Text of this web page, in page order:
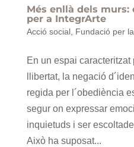
Més enllà dels murs:
per a IntegrArte
Acció social, Fundació per
En un espai
llibertat, la negació
regida per l´obediència
segur on expressar
inquietuds i ser
Això ha suposat...